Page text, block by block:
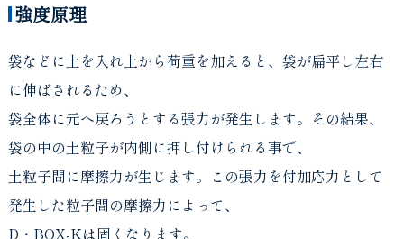
強度原理
袋などに土を入れ上から荷重を加えると、袋が扁平し左右
に伸ばされるため、
袋全体に元へ戻ろうとする張力が発生します。その結果、
袋の中の土粒子が内側に押し付けられる事で、
土粒子間に摩擦力が生じます。この張力を付加応力として
発生した粒子間の摩擦力によって、
D・BOX-Kは固くなります。